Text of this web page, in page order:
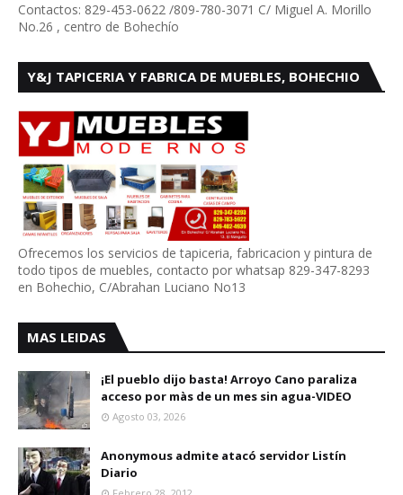
Contactos: 829-453-0622 /809-780-3071 C/ Miguel A. Morillo
No.26 , centro de Bohechío
Y&J TAPICERIA Y FABRICA DE MUEBLES, BOHECHIO
Ofrecemos los servicios de tapiceria, fabricacion y pintura de
todo tipos de muebles, contacto por whatsap 829-347-8293
en Bohechio, C/Abrahan Luciano No13
MAS LEIDAS
¡El pueblo dijo basta! Arroyo Cano paraliza
acceso por màs de un mes sin agua-VIDEO
Agosto 03, 2026
Anonymous admite atacó servidor Listín
Diario